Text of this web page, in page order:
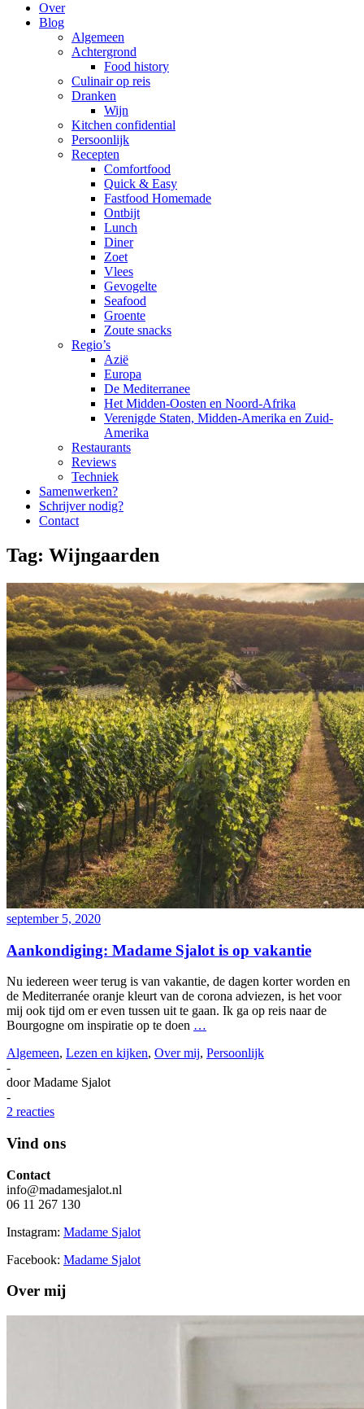
Over
Blog
Algemeen
Achtergrond
Food history
Culinair op reis
Dranken
Wijn
Kitchen confidential
Persoonlijk
Recepten
Comfortfood
Quick & Easy
Fastfood Homemade
Ontbijt
Lunch
Diner
Zoet
Vlees
Gevogelte
Seafood
Groente
Zoute snacks
Regio’s
Azië
Europa
De Mediterranee
Het Midden-Oosten en Noord-Afrika
Verenigde Staten, Midden-Amerika en Zuid-
Amerika
Restaurants
Reviews
Techniek
Samenwerken?
Schrijver nodig?
Contact
Tag: Wijngaarden
september 5, 2020
Aankondiging: Madame Sjalot is op vakantie
Nu iedereen weer terug is van vakantie, de dagen korter worden en
de Mediterranée oranje kleurt van de corona adviezen, is het voor
mij ook tijd om er even tussen uit te gaan. Ik ga op reis naar de
Bourgogne om inspiratie op te doen …
Algemeen, Lezen en kijken, Over mij, Persoonlijk
-
doorMadame Sjalot
-
2 reacties
Vind ons
Contact
info@madamesjalot.nl
06 11 267 130
Instagram: Madame Sjalot
Facebook: Madame Sjalot
Over mij